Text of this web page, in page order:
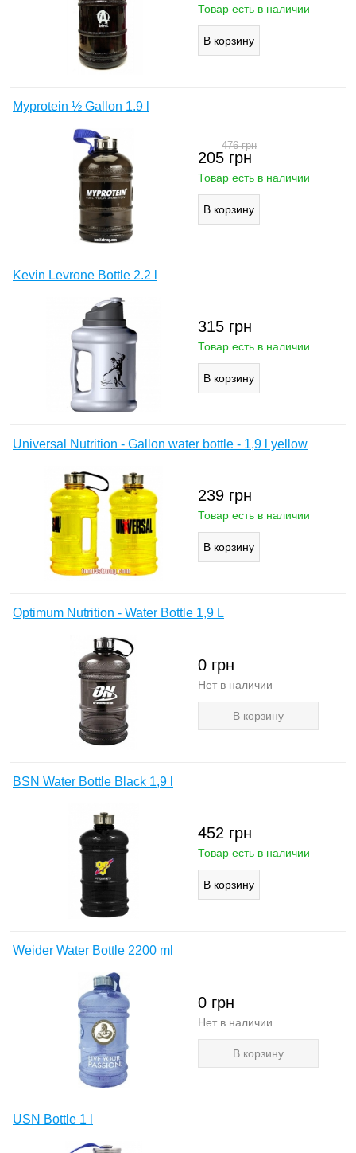
Товар есть в наличии
Myprotein ½ Gallon 1.9 l
205 грн
476грн
Товар есть в наличии
Kevin Levrone Bottle 2.2 l
315 грн
Товар есть в наличии
Universal Nutrition - Gallon water bottle - 1,9 l yellow
239 грн
Товар есть в наличии
Optimum Nutrition - Water Bottle 1,9 L
0 грн
Нет в наличии
В корзину
BSN Water Bottle Black 1,9 l
452 грн
Товар есть в наличии
Weider Water Bottle 2200 ml
0 грн
Нет в наличии
В корзину
USN Bottle 1 l